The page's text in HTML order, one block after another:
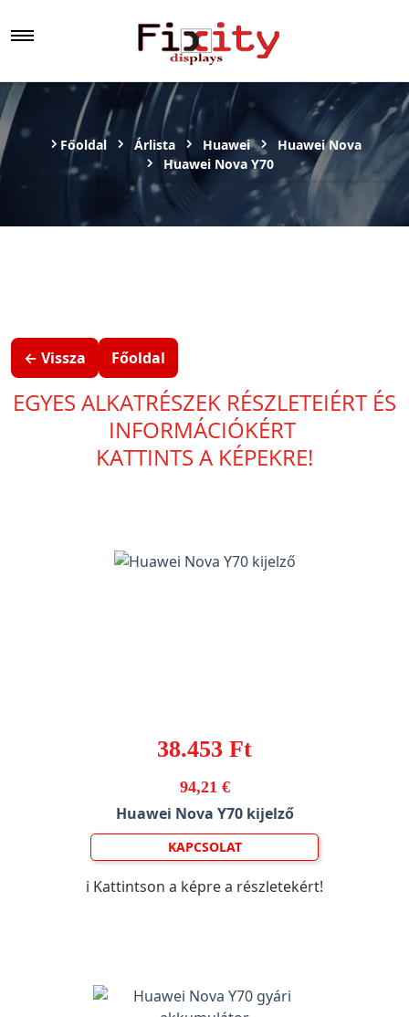
Főoldal Árlista Huawei
Huawei Nova
Huawei Nova Y70
← Vissza Főoldal
EGYES ALKATRÉSZEK RÉSZLETEIÉRT ÉS
INFORMÁCIÓKÉRT
KATTINTS A KÉPEKRE!
38.453 Ft
94,21 €
Huawei Nova Y70 kijelző
KAPCSOLAT
ℹ️ Kattintson a képre a részletekért!